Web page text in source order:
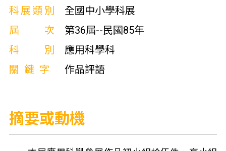
科展類別
全國中小學科展
屆次
第36屆--民國85年
科別
應用科學科
關鍵字
作品評語
摘要或動機